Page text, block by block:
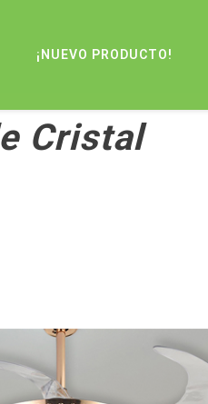
¡NUEVO PRODUCTO!
Cristal